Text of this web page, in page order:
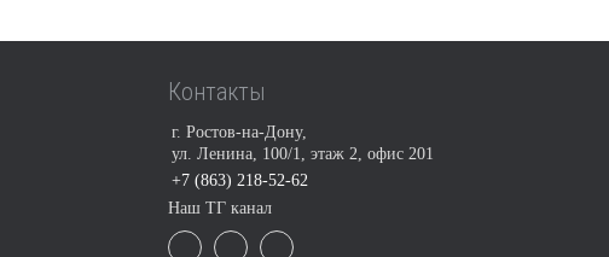
Контакты
г. Ростов-на-Дону,
ул. Ленина, 100/1, этаж 2, офис 201
+7 (863) 218-52-62
Наш ТГ канал